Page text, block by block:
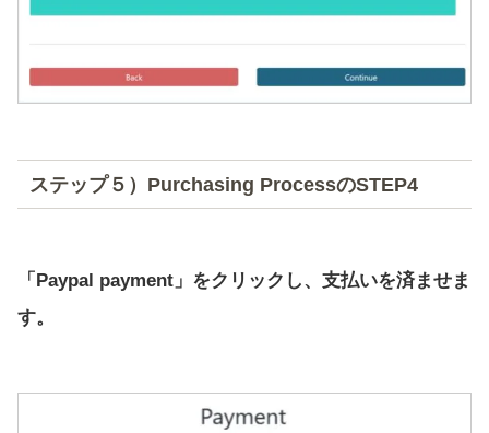
ステップ５）Purchasing ProcessのSTEP4
「Paypal payment」をクリックし、支払いを済ませま
す。